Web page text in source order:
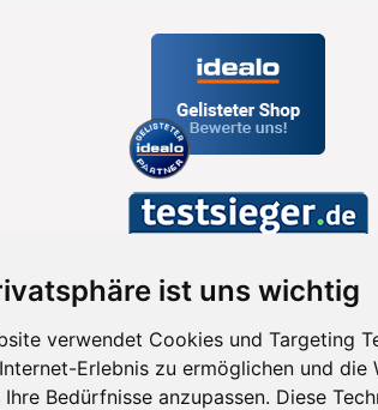
ist uns wichtig
verwendet Cookies und Targeting
Erlebnis zu ermöglichen und die
Ihre Bedürfnisse anzupassen. Diese